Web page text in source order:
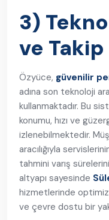
3)
ve
Özyüce, güvenilir
adına son teknoloji
kullanmaktadır. Bu
konumu, hızı ve
izlenebilmektedir.
aracılığıyla
tahmini varış
altyapı sayesinde
hizmetlerinde
ve çevre dostu bir